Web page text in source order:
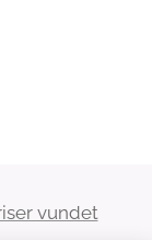
vundet